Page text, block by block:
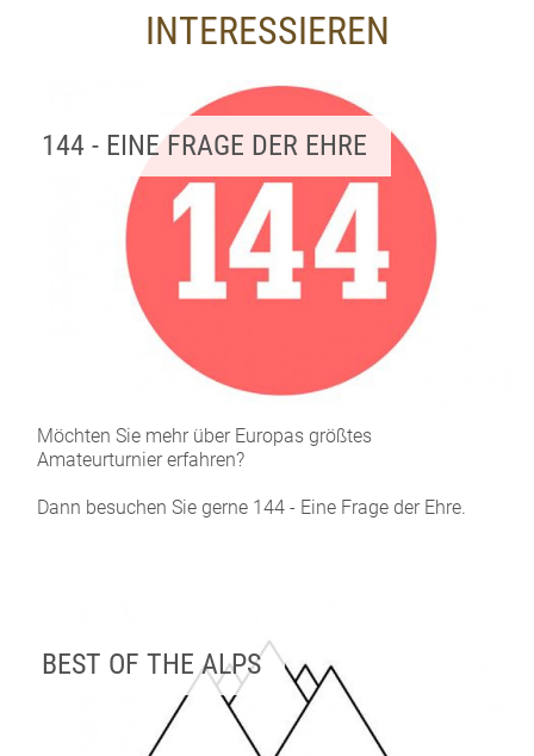
INTERESSIEREN
144 - EINE FRAGE DER EHRE
Möchten Sie mehr über Europas größtes
Amateurturnier erfahren?
Dann besuchen Sie gerne 144 - Eine Frage der Ehre.
BEST OF THE ALPS